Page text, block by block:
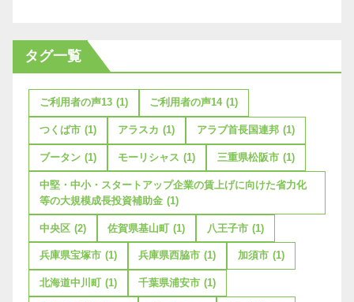
タグ一覧
ご利用者の声13 (1) ご利用者の声14 (1)
つくば市 (1) アラスカ (1) アラブ首長国連邦 (1)
ブータン (1) モーリシャス (1) 三重県松阪市 (1)
中堅・中小・スタートアップ企業の賃上げに向けた省力化
等の大規模成長投資補助金 (1)
中央区 (2) 佐賀県基山町 (1) 八王子市 (1)
兵庫県宝塚市 (1) 兵庫県西脇市 (1) 加須市 (1)
北海道中川町 (1) 千葉県浦安市 (1)